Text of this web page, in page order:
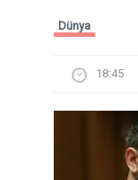
Dünya
18:45